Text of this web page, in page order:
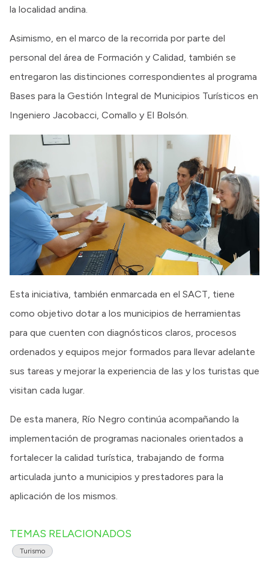
la localidad andina.
Asimismo, en el marco de la recorrida por parte del
personal del área de Formación y Calidad, también se
entregaron las distinciones correspondientes al programa
Bases para la Gestión Integral de Municipios Turísticos en
Ingeniero Jacobacci, Comallo y El Bolsón.
Esta iniciativa, también enmarcada en el SACT, tiene
como objetivo dotar a los municipios de herramientas
para que cuenten con diagnósticos claros, procesos
ordenados y equipos mejor formados para llevar adelante
sus tareas y mejorar la experiencia de las y los turistas que
visitan cada lugar.
De esta manera, Río Negro continúa acompañando la
implementación de programas nacionales orientados a
fortalecer la calidad turística, trabajando de forma
articulada junto a municipios y prestadores para la
aplicación de los mismos.
TEMAS RELACIONADOS
Turismo